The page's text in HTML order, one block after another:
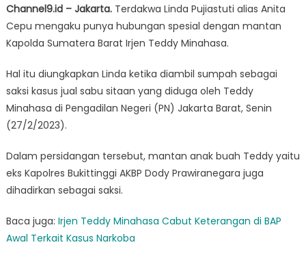
Channel9.id – Jakarta. Terdakwa Linda Pujiastuti alias Anita
Cepu mengaku punya hubungan spesial dengan mantan
Kapolda Sumatera Barat Irjen Teddy Minahasa.
Hal itu diungkapkan Linda ketika diambil sumpah sebagai
saksi kasus jual sabu sitaan yang diduga oleh Teddy
Minahasa di Pengadilan Negeri (PN) Jakarta Barat, Senin
(27/2/2023).
Dalam persidangan tersebut, mantan anak buah Teddy yaitu
eks Kapolres Bukittinggi AKBP Dody Prawiranegara juga
dihadirkan sebagai saksi.
Baca juga: Irjen Teddy Minahasa Cabut Keterangan di BAP
Awal Terkait Kasus Narkoba